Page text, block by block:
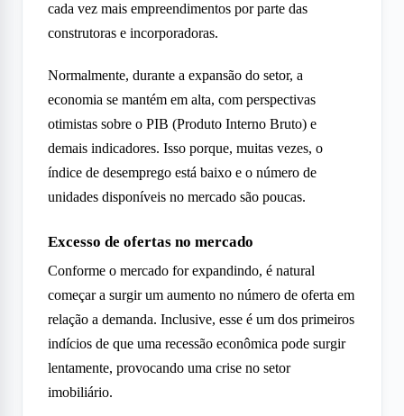
cada vez mais empreendimentos por parte das
construtoras e incorporadoras.
Normalmente, durante a expansão do setor, a
economia se mantém em alta, com perspectivas
otimistas sobre o PIB (Produto Interno Bruto) e
demais indicadores. Isso porque, muitas vezes, o
índice de desemprego está baixo e o número de
unidades disponíveis no mercado são poucas.
Excesso de ofertas no mercado
Conforme o mercado for expandindo, é natural
começar a surgir um aumento no número de oferta em
relação a demanda. Inclusive, esse é um dos primeiros
indícios de que uma recessão econômica pode surgir
lentamente, provocando uma crise no setor
imobiliário.